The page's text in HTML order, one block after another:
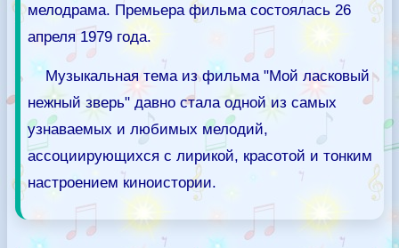
мелодрама. Премьера фильма состоялась 26
апреля 1979 года.
Музыкальная тема из фильма "Мой ласковый
нежный зверь" давно стала одной из самых
узнаваемых и любимых мелодий,
ассоциирующихся с лирикой, красотой и тонким
настроением киноистории.